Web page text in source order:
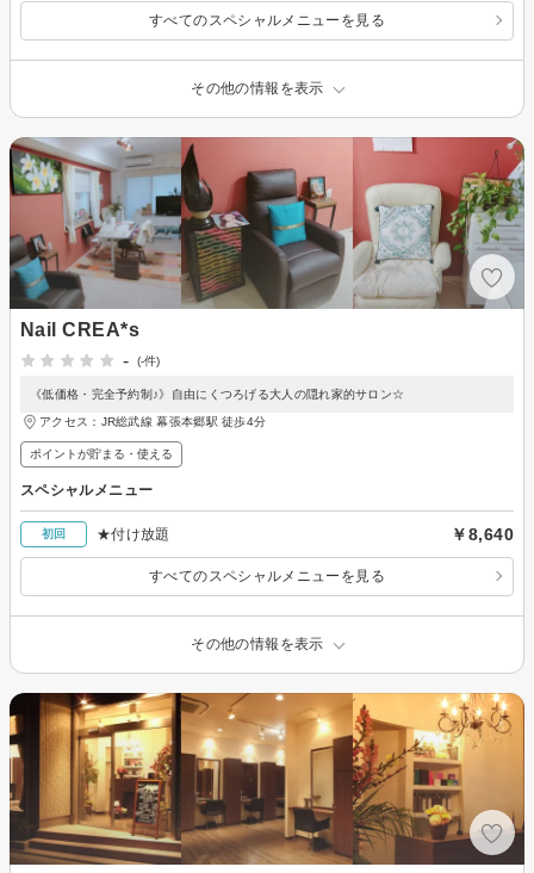
すべてのスペシャルメニューを見る
その他の情報を表示
Nail CREA*s
-
(-件)
《低価格・完全予約制♪》自由にくつろげる大人の隠れ家的サロン☆
アクセス：JR総武線 幕張本郷駅 徒歩4分
ポイントが貯まる・使える
スペシャルメニュー
初回 ★付け放題 ￥8,640
すべてのスペシャルメニューを見る
その他の情報を表示